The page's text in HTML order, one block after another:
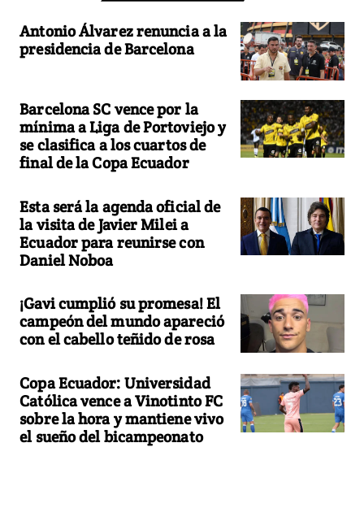
Antonio Álvarez renuncia a la
presidencia de Barcelona
Barcelona SC vence por la
mínima a Liga de Portoviejo y
se clasifica a los cuartos de
final de la Copa Ecuador
Esta será la agenda oficial de
la visita de Javier Milei a
Ecuador para reunirse con
Daniel Noboa
¡Gavi cumplió su promesa! El
campeón del mundo apareció
con el cabello teñido de rosa
Copa Ecuador: Universidad
Católica vence a Vinotinto FC
sobre la hora y mantiene vivo
el sueño del bicampeonato